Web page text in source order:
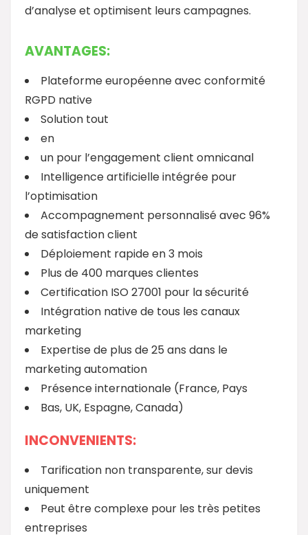
d’analyse et optimisent leurs campagnes.
AVANTAGES:
Plateforme européenne avec conformité
RGPD native
Solution tout
en
un pour l’engagement client omnicanal
Intelligence artificielle intégrée pour
l’optimisation
Accompagnement personnalisé avec 96%
de satisfaction client
Déploiement rapide en 3 mois
Plus de 400 marques clientes
Certification ISO 27001 pour la sécurité
Intégration native de tous les canaux
marketing
Expertise de plus de 25 ans dans le
marketing automation
Présence internationale (France, Pays
Bas, UK, Espagne, Canada)
INCONVENIENTS:
Tarification non transparente, sur devis
uniquement
Peut être complexe pour les très petites
entreprises